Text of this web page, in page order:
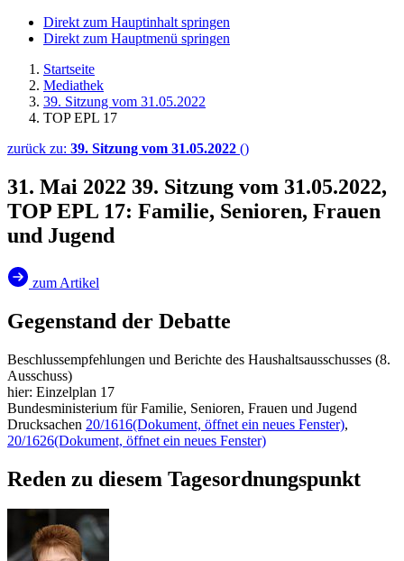
Direkt zum Hauptinhalt springen
Direkt zum Hauptmenü springen
Startseite
Mediathek
39. Sitzung vom 31.05.2022
TOP EPL 17
zurück zu: 39. Sitzung vom 31.05.2022 ()
31. Mai 2022 39. Sitzung vom 31.05.2022,
TOP EPL 17: Familie, Senioren, Frauen
und Jugend
zum Artikel
Gegenstand der Debatte
Beschlussempfehlungen und Berichte des Haushaltsausschusses (8.
Ausschuss)
hier: Einzelplan 17
Bundesministerium für Familie, Senioren, Frauen und Jugend
Drucksachen 20/1616(Dokument, öffnet ein neues Fenster),
20/1626(Dokument, öffnet ein neues Fenster)
Reden zu diesem Tagesordnungspunkt